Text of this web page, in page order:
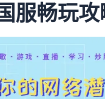
服畅玩攻